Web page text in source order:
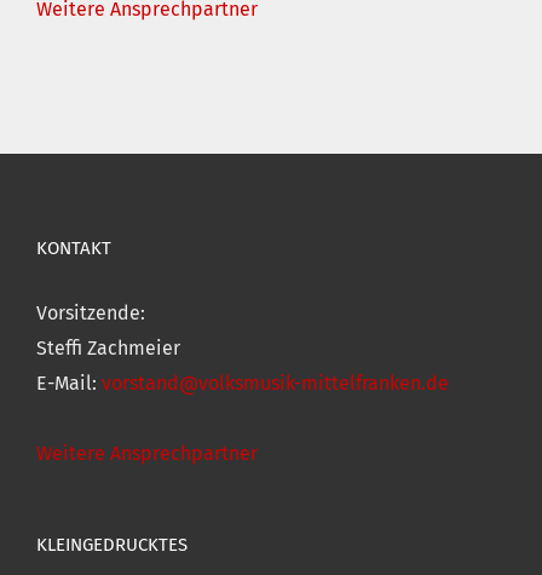
Weitere Ansprechpartner
KONTAKT
Vorsitzende:
Steffi Zachmeier
E-Mail: vorstand@volksmusik-mittelfranken.de
Weitere Ansprechpartner
KLEINGEDRUCKTES